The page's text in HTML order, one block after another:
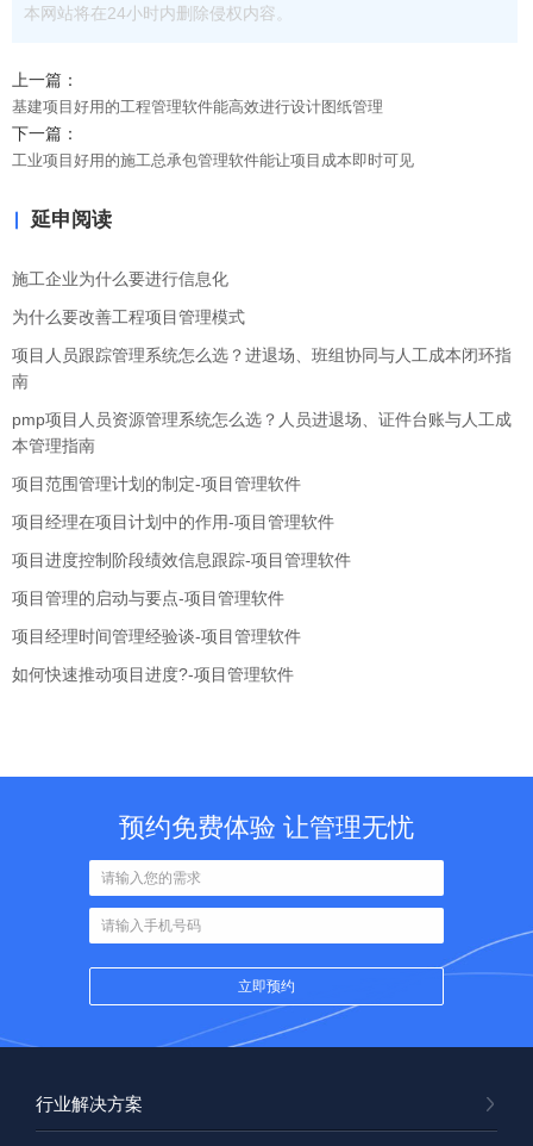
本网站将在24小时内删除侵权内容。
上一篇：
基建项目好用的工程管理软件能高效进行设计图纸管理
下一篇：
工业项目好用的施工总承包管理软件能让项目成本即时可见
延申阅读
施工企业为什么要进行信息化
为什么要改善工程项目管理模式
项目人员跟踪管理系统怎么选？进退场、班组协同与人工成本闭环指
南
pmp项目人员资源管理系统怎么选？人员进退场、证件台账与人工成
本管理指南
项目范围管理计划的制定-项目管理软件
项目经理在项目计划中的作用-项目管理软件
项目进度控制阶段绩效信息跟踪-项目管理软件
项目管理的启动与要点-项目管理软件
项目经理时间管理经验谈-项目管理软件
如何快速推动项目进度?-项目管理软件
预约免费体验 让管理无忧
行业解决方案